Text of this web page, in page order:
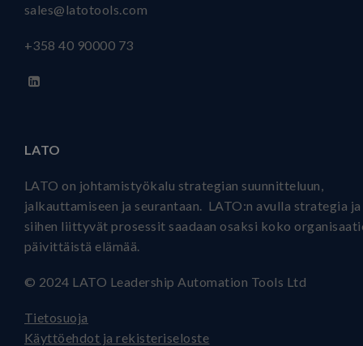
sales@latotools.com
+358 40 90000 73
LATO
LATO on johtamistyökalu strategian suunnitteluun,
jalkauttamiseen ja seurantaan. LATO:n avulla strategia ja
siihen liittyvät prosessit saadaan osaksi koko
päivittäistä elämää.
© 2024 LATO Leadership Automation Tools Ltd
Tietosuoja
Käyttöehdot ja rekisteriseloste